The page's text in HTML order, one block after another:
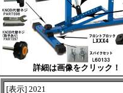
詳細は画像をクリック！
[表示] 2021